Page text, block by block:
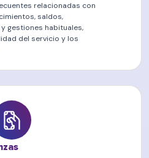
relacionadas con
saldos,
gestiones habituales,
del servicio y los